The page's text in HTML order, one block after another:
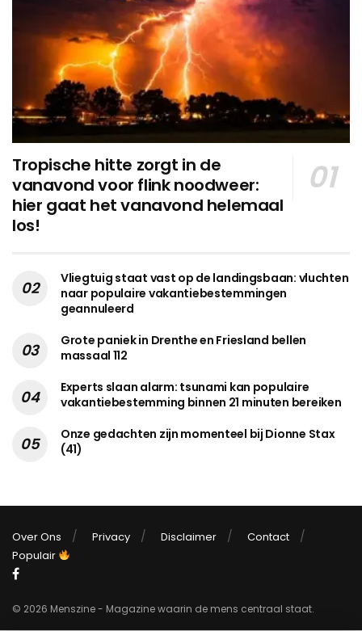
Tropische hitte zorgt in de
vanavond voor flink noodweer:
hier gaat het vanavond helemaal
los!
Vliegtuig staat vast op de landingsbaan: vluchten
naar populaire vakantiebestemmingen
geannuleerd
Grote paniek in Drenthe en Friesland bellen
massaal 112
Experts slaan alarm: tsunami kan populaire
vakantiebestemming binnen 21 minuten bereiken
Onze gedachten zijn momenteel bij Dionne Stax
(41)
Over Ons Privacy Disclaimer
Contact
Populair
© 2026 Menszine - Magazine waarin de mens centraal staat.